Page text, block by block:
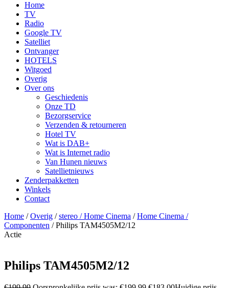
Home
TV
Radio
Google TV
Satelliet
Ontvanger
HOTELS
Witgoed
Overig
Over ons
Geschiedenis
Onze TD
Bezorgservice
Verzenden & retourneren
Hotel TV
Wat is DAB+
Wat is Internet radio
Van Hunen nieuws
Satellietnieuws
Zenderpakketten
Winkels
Contact
Home /Overig /stereo / Home Cinema /Home Cinema /
Componenten / Philips TAM4505M2/12
Actie
Philips TAM4505M2/12